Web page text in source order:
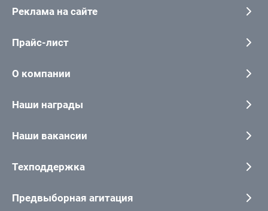
Реклама на сайте
Прайс-лист
О компании
Наши награды
Наши вакансии
Техподдержка
Предвыборная агитация